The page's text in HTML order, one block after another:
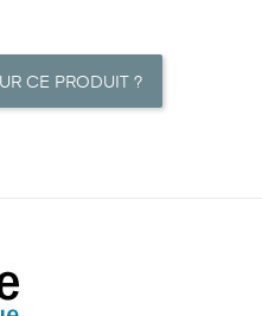
CE PRODUIT ?